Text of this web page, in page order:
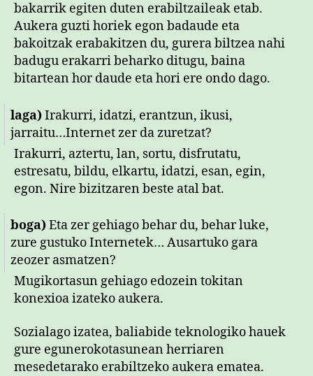
bakarrik egiten duten erabiltzaileak etab.
Aukera guzti horiek egon badaude eta
bakoitzak erabakitzen du, gurera biltzea nahi
badugu erakarri beharko ditugu, baina
bitartean hor daude eta hori ere ondo dago.
laga)Irakurri, idatzi, erantzun, ikusi,
jarraitu…Internet zer da zuretzat?
Irakurri, aztertu, lan, sortu, disfrutatu,
estresatu, bildu, elkartu, idatzi, esan, egin,
egon. Nire bizitzaren beste atal bat.
boga)Eta zer gehiago behar du, behar luke,
zure gustuko Internetek… Ausartuko gara
zeozer asmatzen?
Mugikortasun gehiago edozein tokitan
konexioa izateko aukera.
Sozialago izatea, baliabide teknologiko hauek
gure egunerokotasunean herriaren
mesedetarako erabiltzeko aukera ematea.